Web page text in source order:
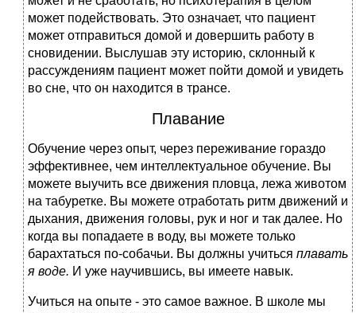
может подействовать. Это означает, что пациент
может отправиться домой и довершить работу в
сновидении. Выслушав эту историю, склонный к
рассуждениям пациент может пойти домой и увидеть
во сне, что он находится в трансе.
Плавание
Обучение через опыт, через переживание гораздо
эффективнее, чем интеллектуальное обучение. Вы
можете выучить все движения пловца, лежа животом
на табуретке. Вы можете отработать ритм движений и
дыхания, движения головы, рук и ног и так далее. Но
когда вы попадаете в воду, вы можете только
барахтаться по-собачьи. Вы должны учиться плавать
я воде. И уже научившись, вы имеете навык.
Учиться на опыте - это самое важное. В школе мы